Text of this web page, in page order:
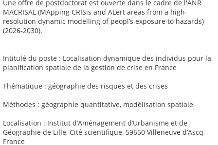
Une offre de postdoctorat est ouverte dans le cadre de l'ANR
MACRISAL (MApping CRISis and ALert areas from a high-
resolution dynamic modelling of peopl’s exposure to hazards)
(2026-2030).
Intitulé du poste : Localisation dynamique des individus pour la
planification spatiale de la gestion de crise en France
Thématique : géographie des risques et des crises
Méthodes : géographie quantitative, modélisation spatiale
Localisation : Institut d’Aménagement d’Urbanisme et de
Géographie de Lille, Cité scientifique, 59650 Villeneuve d’Ascq,
France